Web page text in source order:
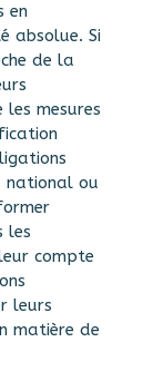
en
absolue. Si
de la
les mesures
national ou
les
compte
leurs
matière de